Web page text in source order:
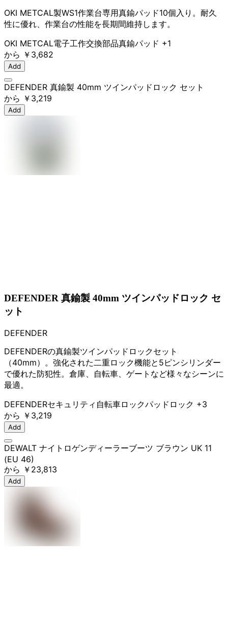
OKI METCAL製WS1作業台専用真鍮パッド10個入り。耐久
性に優れ、作業台の性能を長期間維持します。
OKI METCAL電子工作交換部品真鍮パッド +1
から ￥3,682
Add
DEFENDER 真鍮製 40mm ツインパッドロック セット
から ￥3,219
Add
DEFENDER 真鍮製 40mm ツインパッドロック セ
ット
DEFENDER
DEFENDERの真鍮製ツインパッドロックセット
（40mm）。強化された二重ロック機能と5ピンシリンダー
で優れた防犯性。倉庫、自転車、ゲートなど様々なシーンに
最適。
DEFENDERセキュリティ 自転車ロックパッドロック +3
から ￥3,219
Add
DEWALT ナイトロゲンディーラーブーツ ブラウン UK 11
(EU 46)
から ￥23,813
Add